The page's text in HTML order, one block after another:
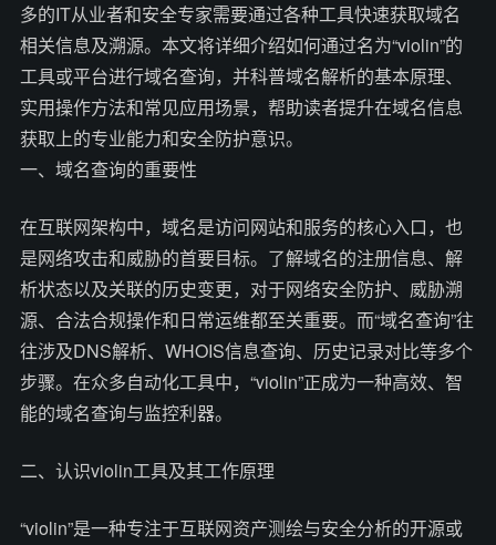
多的IT从业者和安全专家需要通过各种工具快速获取域名
相关信息及溯源。本文将详细介绍如何通过名为“violin”的
工具或平台进行域名查询，并科普域名解析的基本原理、
实用操作方法和常见应用场景，帮助读者提升在域名信息
获取上的专业能力和安全防护意识。
一、域名查询的重要性
在互联网架构中，域名是访问网站和服务的核心入口，也
是网络攻击和威胁的首要目标。了解域名的注册信息、解
析状态以及关联的历史变更，对于网络安全防护、威胁溯
源、合法合规操作和日常运维都至关重要。而“域名查询”往
往涉及DNS解析、WHOIS信息查询、历史记录对比等多个
步骤。在众多自动化工具中，“violin”正成为一种高效、智
能的域名查询与监控利器。
二、认识violin工具及其工作原理
“violin”是一种专注于互联网资产测绘与安全分析的开源或